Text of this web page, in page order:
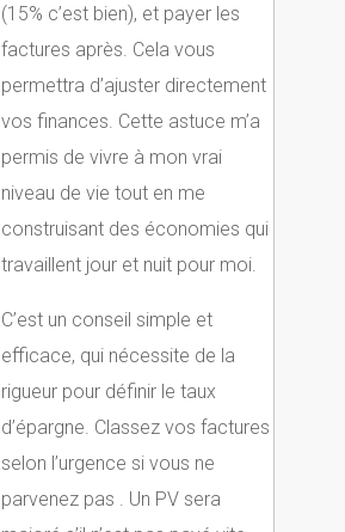
(15% c’est bien), et payer les
factures après. Cela vous
permettra d’ajuster directement
vos finances. Cette astuce m’a
permis de vivre à mon vrai
niveau de vie tout en me
construisant des économies qui
travaillent jour et nuit pour moi.
C’est un conseil simple et
efficace, qui nécessite de la
rigueur pour définir le taux
d’épargne. Classez vos factures
selon l’urgence si vous ne
parvenez pas . Un PV sera